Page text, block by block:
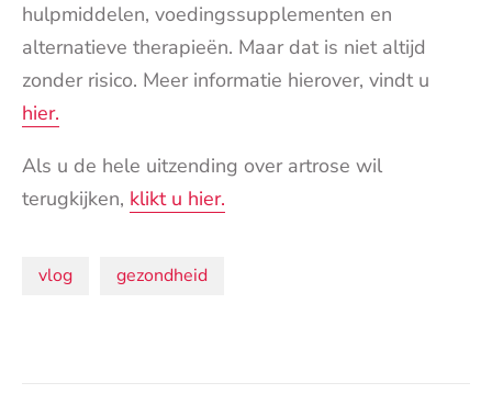
hulpmiddelen, voedingssupplementen en
alternatieve therapieën. Maar dat is niet altijd
zonder risico. Meer informatie hierover, vindt u
hier.
Als u de hele uitzending over artrose wil
terugkijken, klikt u hier.
Onderwerpen:
vlog gezondheid